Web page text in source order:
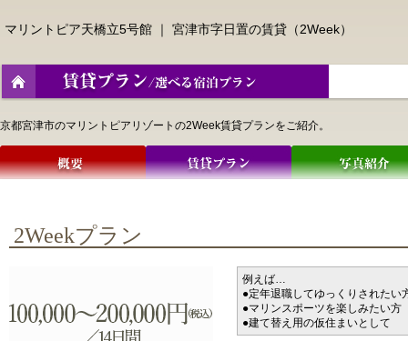
マリントピア天橋立5号館 ｜ 宮津市字日置の賃貸（2Week）
京都宮津市のマリントピアリゾートの2Week賃貸プランをご紹介。
2Weekプラン
例えば…
●定年退職してゆっくりされたい
●マリンスポーツを楽しみたい方
●建て替え用の仮住まいとして